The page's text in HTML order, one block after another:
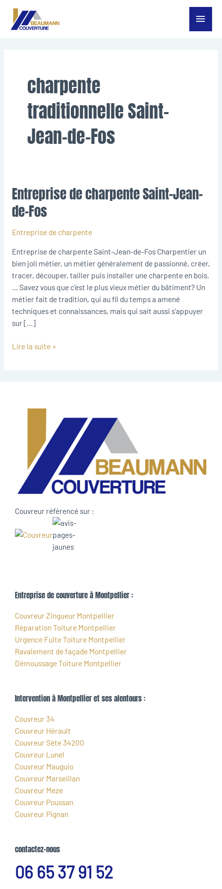
Aller
Menu
charpente
traditionnelle Saint-
Jean-de-Fos
Entreprise de charpente Saint-Jean-
de-Fos
Entreprise de charpente
Entreprise de charpente Saint-Jean-de-Fos Charpentier un
bien joli métier, un métier généralement de passionné, créer,
tracer, découper, tailler puis installer une charpente en bois.
… Savez vous que c’est le plus vieux métier du bâtiment? Un
métier fait de tradition, qui au fil du temps a amené
techniques et connaissances, mais qui sait aussi s’appuyer
sur […]
Entreprise
de
charpente
Jean-
de-
Fos
Lire la suite »
Couvreur référencé sur :
Entreprise de couverture à Montpellier :
Couvreur Zingueur Montpellier
Réparation Toiture Montpellier
Urgence Fuite Toiture Montpellier
Ravalement de façade Montpellier
Démoussage Toiture Montpellier
Intervention à Montpellier et ses alentours :
Couvreur 34
Couvreur Hérault
Couvreur Sète 34200
Couvreur Lunel
Couvreur Mauguio
Couvreur Marseillan
Couvreur Meze
Couvreur Poussan
Couvreur Pignan
contactez-nous
06 65 37 91 52